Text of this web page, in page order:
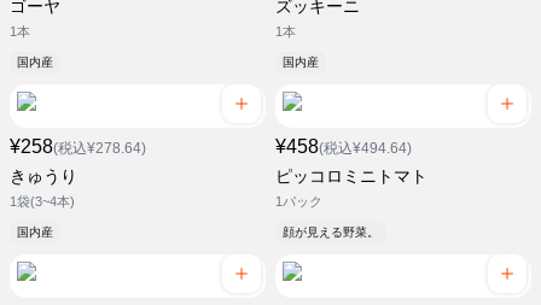
ゴーヤ
1本
国内産
ズッキーニ
1本
国内産
¥258(税込¥278.64)
きゅうり
1袋(3~4本)
国内産
¥458(税込¥494.64)
ピッコロミニトマト
1パック
顔が見える野菜。